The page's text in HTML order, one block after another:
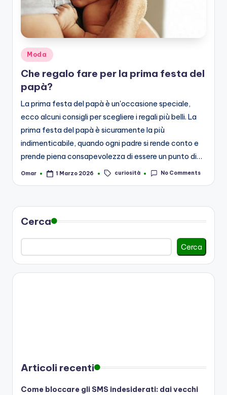
Posted
Moda
Che regalo fare per la prima festa del
papà?
La prima festa del papà è un'occasione speciale,
ecco alcuni consigli per scegliere i regali più belli. La
prima festa del papà è sicuramente la più
indimenticabile, quando ogni padre si rende conto e
prende piena consapevolezza di essere un punto di…
Posted
Omar 1 Marzo 2026
Tags: curiosità No Comments
Cerca
Cerca
Articoli recenti
Come bloccare gli SMS indesiderati: dai vecchi